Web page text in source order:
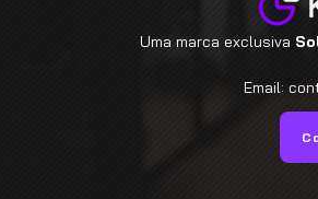
Uma marca exclusiva
Email: